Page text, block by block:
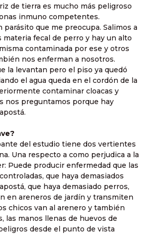
de tierra es mucho más peligroso
inmuno competentes.
parásito que me preocupa. Salimos a
materia fecal de perro y hay un alto
contaminada por ese y otros
nos enferman a nosotros.
la levantan pero el piso ya quedó
el agua queda en el cordón de la
contaminar cloacas y
nos preguntamos porque hay
del estudio tiene dos vertientes
Una respecto a como perjudica a la
Puede producir enfermedad que las
que haya demasiados
que haya demasiado perros,
en areneros de jardín y transmiten
chicos van al arenero y también
las manos llenas de huevos de
desde el punto de vista